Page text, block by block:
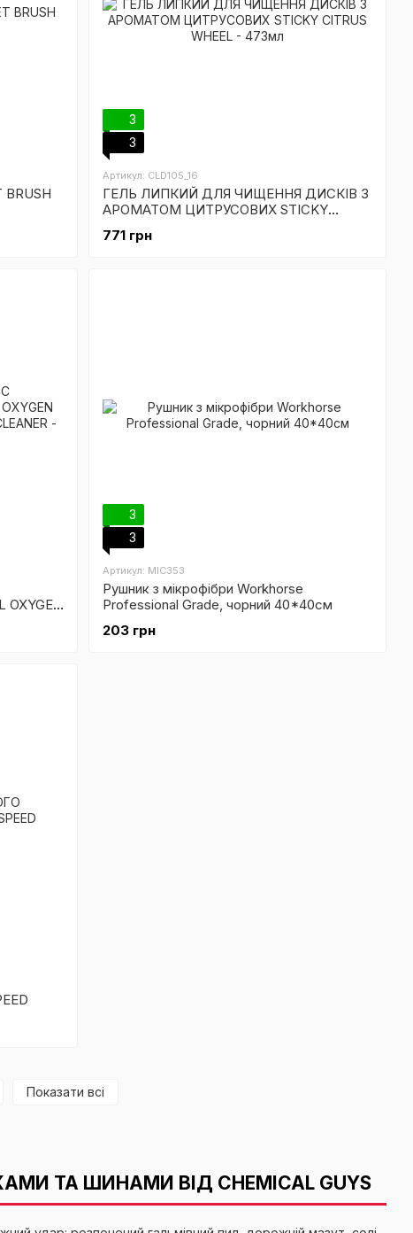
ТА ШИНАМИ ВІД CHEMICAL GUYS
3
3
Артикул: CLD105_16
ГЕЛЬ ЛИПКИЙ ДЛЯ ЧИЩЕННЯ ДИСКІВ З
АРОМАТОМ ЦИТРУСОВИХ STICKY
771 грн
3
3
Артикул: MIC353
Рушник з мікрофібри Workhorse
Professional Grade, чорний 40*40см
203 грн
Показати всі